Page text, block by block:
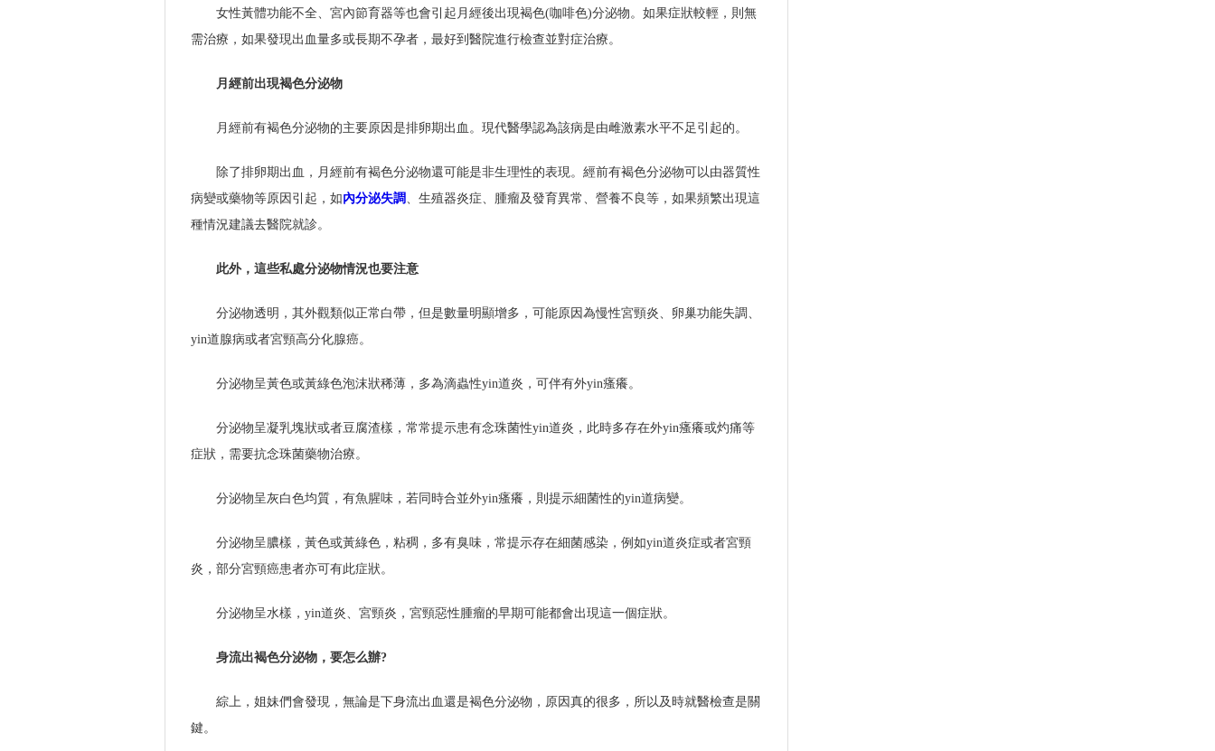
女性黃體功能不全、宮內節育器等也會引起月經後出現褐色(咖啡色)分泌物。如果症狀較輕，則無
需治療，如果發現出血量多或長期不孕者，最好到醫院進行檢查並對症治療。
月經前出現褐色分泌物
月經前有褐色分泌物的主要原因是排卵期出血。現代醫學認為該病是由雌激素水平不足引起的。
除了排卵期出血，月經前有褐色分泌物還可能是非生理性的表現。經前有褐色分泌物可以由器質性
病變或藥物等原因引起，如內分泌失調、生殖器炎症、腫瘤及發育異常、營養不良等，如果頻繁出現這
種情況建議去醫院就診。
此外，這些私處分泌物情況也要注意
分泌物透明，其外觀類似正常白帶，但是數量明顯增多，可能原因為慢性宮頸炎、卵巢功能失調、
yin道腺病或者宮頸高分化腺癌。
分泌物呈黃色或黃綠色泡沫狀稀薄，多為滴蟲性yin道炎，可伴有外yin瘙癢。
分泌物呈凝乳塊狀或者豆腐渣樣，常常提示患有念珠菌性yin道炎，此時多存在外yin瘙癢或灼痛等
症狀，需要抗念珠菌藥物治療。
分泌物呈灰白色均質，有魚腥味，若同時合並外yin瘙癢，則提示細菌性的yin道病變。
分泌物呈膿樣，黃色或黃綠色，粘稠，多有臭味，常提示存在細菌感染，例如yin道炎症或者宮頸
炎，部分宮頸癌患者亦可有此症狀。
分泌物呈水樣，yin道炎、宮頸炎，宮頸惡性腫瘤的早期可能都會出現這一個症狀。
身流出褐色分泌物，要怎么辦?
綜上，姐妹們會發現，無論是下身流出血還是褐色分泌物，原因真的很多，所以及時就醫檢查是關
鍵。